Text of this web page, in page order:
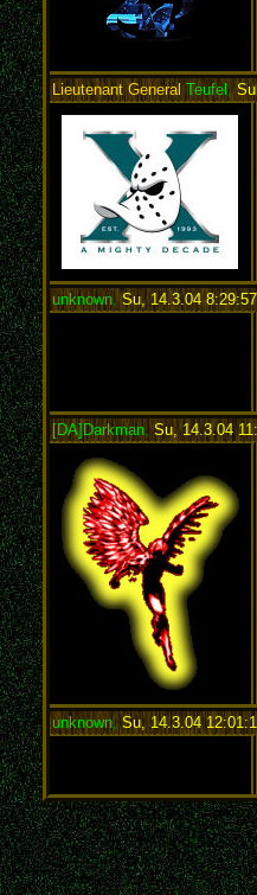
Lieutenant General Teufel,
unknown,Su, 14.3.04 8:29:57
[DA]Darkman, Su, 14.3.04
unknown,Su, 14.3.04